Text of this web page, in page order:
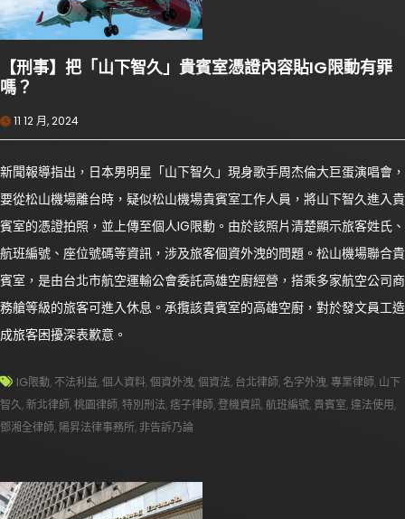
【刑事】把「山下智久」貴賓室憑證內容貼IG限動有罪
嗎？
11 12 月, 2024
新聞報導指出，日本男明星「山下智久」現身歌手周杰倫大巨蛋演唱會，
要從松山機場離台時，疑似松山機場貴賓室工作人員，將山下智久進入貴
賓室的憑證拍照，並上傳至個人IG限動。由於該照片清楚顯示旅客姓氏、
航班編號、座位號碼等資訊，涉及旅客個資外洩的問題。松山機場聯合貴
賓室，是由台北市航空運輸公會委託高雄空廚經營，搭乘多家航空公司商
務艙等級的旅客可進入休息。承攬該貴賓室的高雄空廚，對於發文員工造
成旅客困擾深表歉意。
IG限動, 不法利益,個人資料,個資外洩,個資法, 台北律師,名字外洩,專業律師, 山下
智久,新北律師,桃園律師,特別刑法,痞子律師,登機資訊,航班編號, 貴賓室,違法使用,
鄧湘全律師, 陽昇法律事務所, 非告訴乃論